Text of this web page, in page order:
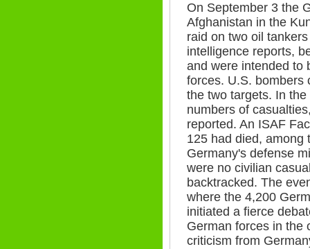
On September 3 the
Afghanistan in the
raid on two oil
intelligence reports,
and were intended to
forces. U.S. bombers
the two targets. In
numbers of
reported. An ISAF
125 had died, among
Germany's defense
were no civilian
backtracked. The
where the 4,200
initiated a fierce
German forces in the
criticism from